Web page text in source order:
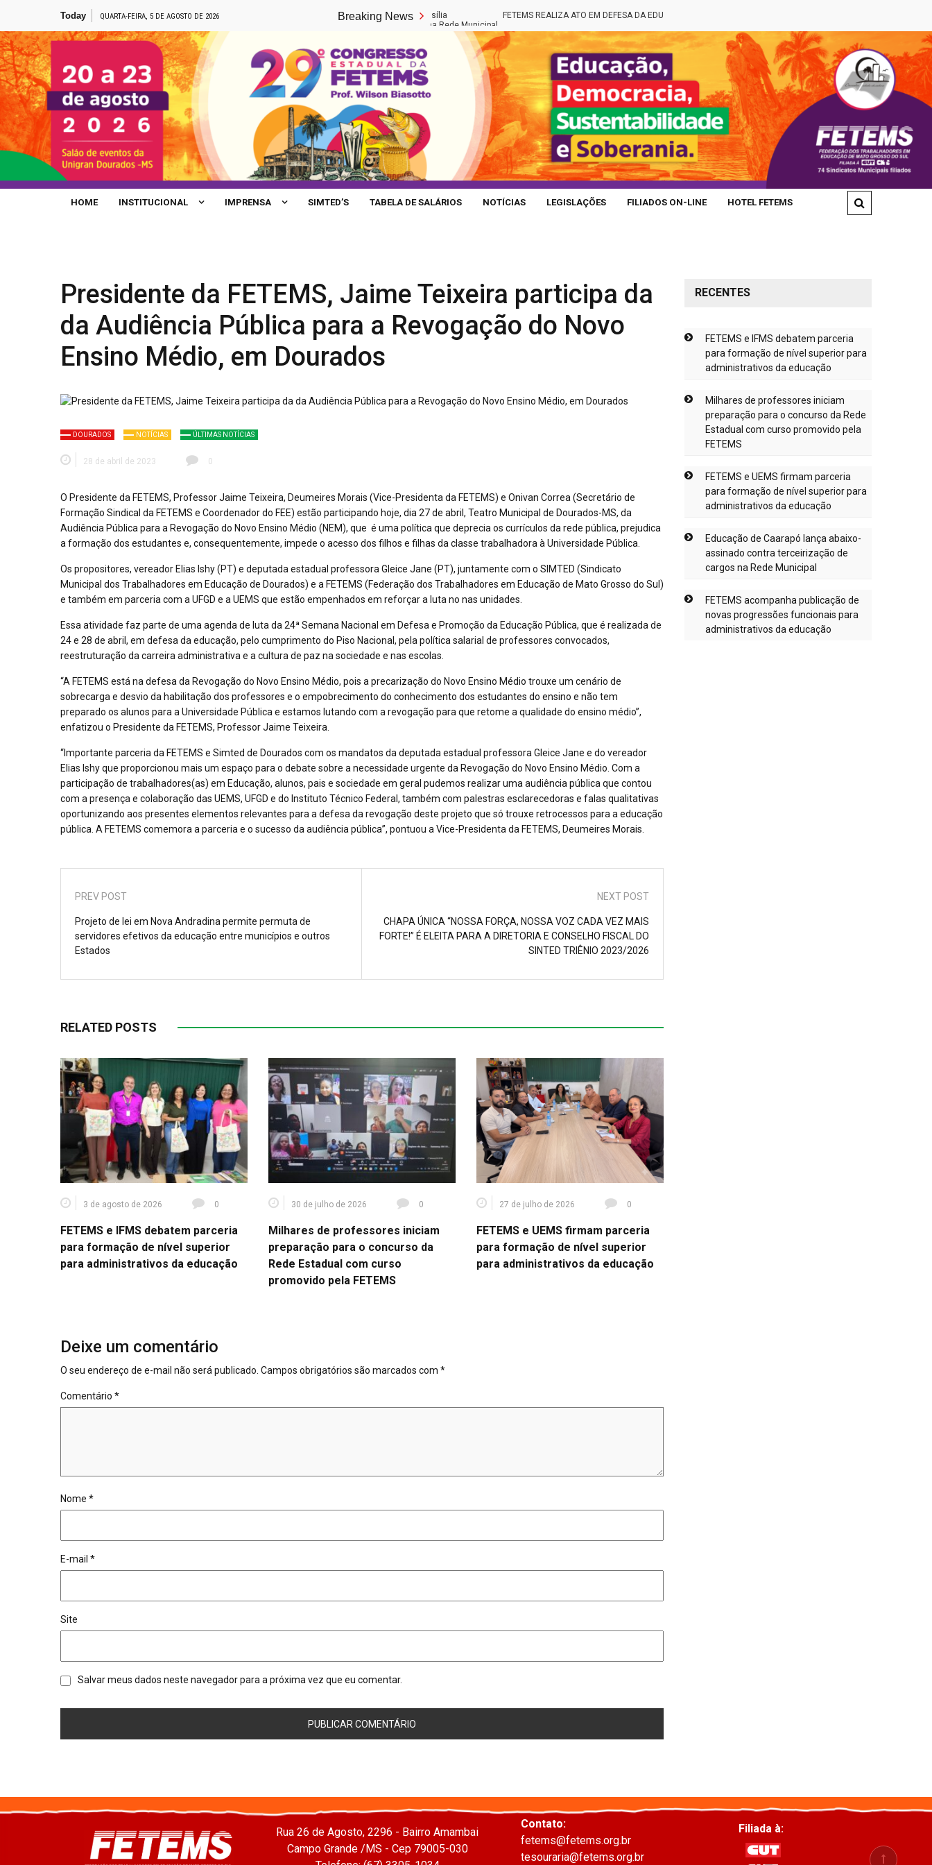
content
Today QUARTA-FEIRA, 5 DE AGOSTO DE 2026 Breaking News
Fetems participa da Marcha da Classe Trabalhadora no dia 22 de maio em Brasília FETEMS REALIZA ATO EM DEFESA DA EDUCAÇÃO PÚBLICA
Educação de Caarapó lança abaixo-assinado contra terceirização de cargos na Rede Municipal
Site de Notícias da FETEMS
HOME INSTITUCIONAL IMPRENSA SIMTED’S TABELA DE SALÁRIOS NOTÍCIAS LEGISLAÇÕES FILIADOS ON-LINE HOTEL FETEMS
Presidente da FETEMS, Jaime Teixeira participa da
da Audiência Pública para a Revogação do Novo
Ensino Médio, em Dourados
DOURADOS NOTÍCIAS ÚLTIMAS NOTÍCIAS
28 de abril de 2023 0
O Presidente da FETEMS, Professor Jaime Teixeira, Deumeires Morais (Vice-Presidenta da FETEMS) e Onivan Correa (Secretário de
Formação Sindical da FETEMS e Coordenador do FEE) estão participando hoje, dia 27 de abril, Teatro Municipal de Dourados-MS, da
Audiência Pública para a Revogação do Novo Ensino Médio (NEM), que é uma política que deprecia os currículos da rede pública, prejudica
a formação dos estudantes e, consequentemente, impede o acesso dos filhos e filhas da classe trabalhadora à Universidade Pública.
Os propositores, vereador Elias Ishy (PT) e deputada estadual professora Gleice Jane (PT), juntamente com o SIMTED (Sindicato
Municipal dos Trabalhadores em Educação de Dourados) e a FETEMS (Federação dos Trabalhadores em Educação de Mato Grosso do Sul)
e também em parceria com a UFGD e a UEMS que estão empenhados em reforçar a luta no nas unidades.
Essa atividade faz parte de uma agenda de luta da 24ª Semana Nacional em Defesa e Promoção da Educação Pública, que é realizada de
24 e 28 de abril, em defesa da educação, pelo cumprimento do Piso Nacional, pela política salarial de professores convocados,
reestruturação da carreira administrativa e a cultura de paz na sociedade e nas escolas.
“A FETEMS está na defesa da Revogação do Novo Ensino Médio, pois a precarização do Novo Ensino Médio trouxe um cenário de
sobrecarga e desvio da habilitação dos professores e o empobrecimento do conhecimento dos estudantes do ensino e não tem
preparado os alunos para a Universidade Pública e estamos lutando com a revogação para que retome a qualidade do ensino médio”,
enfatizou o Presidente da FETEMS, Professor Jaime Teixeira.
“Importante parceria da FETEMS e Simted de Dourados com os mandatos da deputada estadual professora Gleice Jane e do vereador
Elias Ishy que proporcionou mais um espaço para o debate sobre a necessidade urgente da Revogação do Novo Ensino Médio. Com a
participação de trabalhadores(as) em Educação, alunos, pais e sociedade em geral pudemos realizar uma audiência pública que contou
com a presença e colaboração das UEMS, UFGD e do Instituto Técnico Federal, também com palestras esclarecedoras e falas qualitativas
oportunizando aos presentes elementos relevantes para a defesa da revogação deste projeto que só trouxe retrocessos para a educação
pública. A FETEMS comemora a parceria e o sucesso da audiência pública”, pontuou a Vice-Presidenta da FETEMS, Deumeires Morais.
PREV POST
Projeto de lei em Nova Andradina permite permuta de
servidores efetivos da educação entre municípios e outros
Estados
NEXT POST
CHAPA ÚNICA “NOSSA FORÇA, NOSSA VOZ CADA VEZ MAIS
FORTE!” É ELEITA PARA A DIRETORIA E CONSELHO FISCAL DO
SINTED TRIÊNIO 2023/2026
RELATED POSTS
3 de agosto de 2026 0
FETEMS e IFMS debatem parceria
para formação de nível superior
para administrativos da educação
30 de julho de 2026 0
Milhares de professores iniciam
preparação para o concurso da
Rede Estadual com curso
promovido pela FETEMS
27 de julho de 2026 0
FETEMS e UEMS firmam parceria
para formação de nível superior
para administrativos da educação
Deixe um comentário
O seu endereço de e-mail não será publicado. Campos obrigatórios são marcados com *
Comentário *
Nome *
E-mail *
Site
Salvar meus dados neste navegador para a próxima vez que eu comentar.
RECENTES
FETEMS e IFMS debatem parceria
para formação de nível superior para
administrativos da educação
Milhares de professores iniciam
preparação para o concurso da Rede
Estadual com curso promovido pela
FETEMS
FETEMS e UEMS firmam parceria
para formação de nível superior para
administrativos da educação
Educação de Caarapó lança abaixo-
assinado contra terceirização de
cargos na Rede Municipal
FETEMS acompanha publicação de
novas progressões funcionais para
administrativos da educação
Rua 26 de Agosto, 2296 - Bairro Amambai
Campo Grande /MS - Cep 79005-030
Contato:
fetems@fetems.org.br
tesouraria@fetems.org.br
Filiada à: